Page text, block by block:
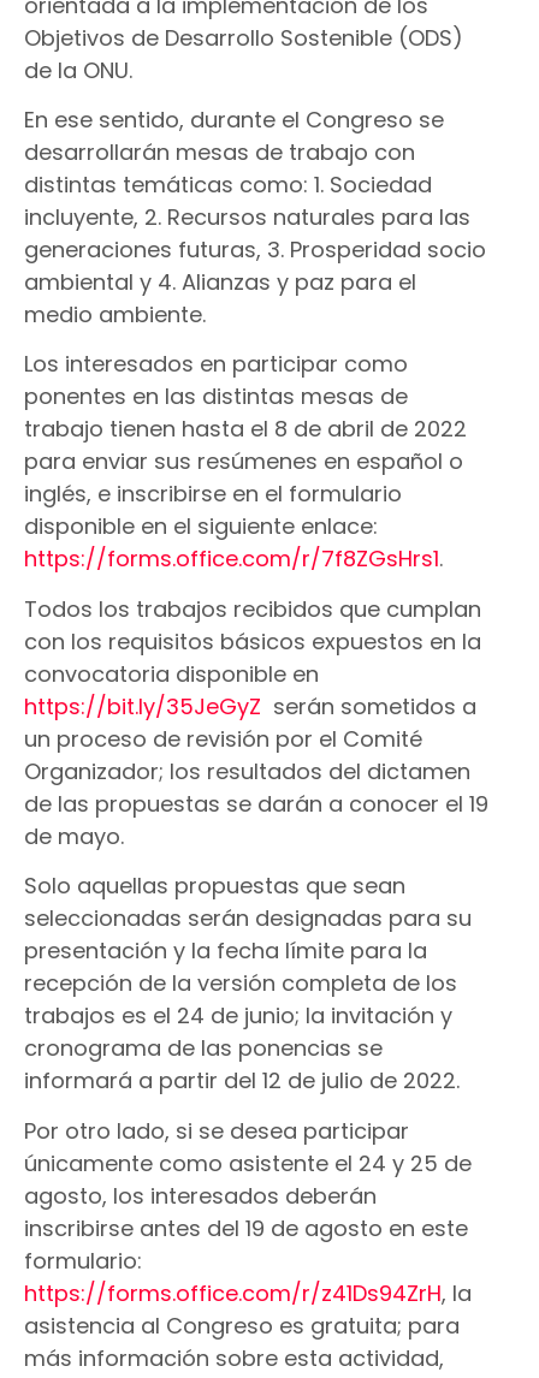
Objetivos de Desarrollo Sostenible (ODS)
de la ONU.
En ese sentido, durante el Congreso se
desarrollarán mesas de trabajo con
distintas temáticas como: 1. Sociedad
incluyente, 2. Recursos naturales para las
generaciones futuras, 3. Prosperidad socio
ambiental y 4. Alianzas y paz para el
medio ambiente.
Los interesados en participar como
ponentes en las distintas mesas de
trabajo tienen hasta el 8 de abril de 2022
para enviar sus resúmenes en español o
inglés, e inscribirse en el formulario
disponible en el siguiente enlace:
https://forms.office.com/r/7f8ZGsHrs1.
Todos los trabajos recibidos que cumplan
con los requisitos básicos expuestos en la
convocatoria disponible en
https://bit.ly/35JeGyZ serán sometidos a
un proceso de revisión por el Comité
Organizador; los resultados del dictamen
de las propuestas se darán a conocer el 19
de mayo.
Solo aquellas propuestas que sean
seleccionadas serán designadas para su
presentación y la fecha límite para la
recepción de la versión completa de los
trabajos es el 24 de junio; la invitación y
cronograma de las ponencias se
informará a partir del 12 de julio de 2022.
Por otro lado, si se desea participar
únicamente como asistente el 24 y 25 de
agosto, los interesados deberán
inscribirse antes del 19 de agosto en este
formulario:
https://forms.office.com/r/z41Ds94ZrH, la
asistencia al Congreso es gratuita; para
más información sobre esta actividad,